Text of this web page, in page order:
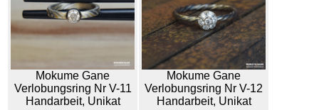
Mokume Gane
Verlobungsring Nr V-11
Handarbeit, Unikat
Mokume Gane
Verlobungsring Nr V-12
Handarbeit, Unikat